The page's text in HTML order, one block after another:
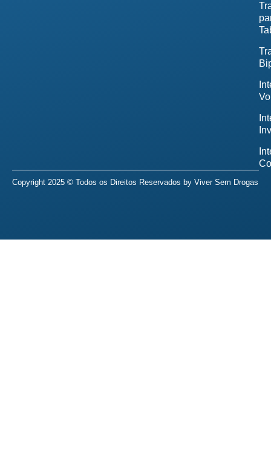
Copyright 2025 © Todos os Direitos Reservados by Viver Sem Drogas